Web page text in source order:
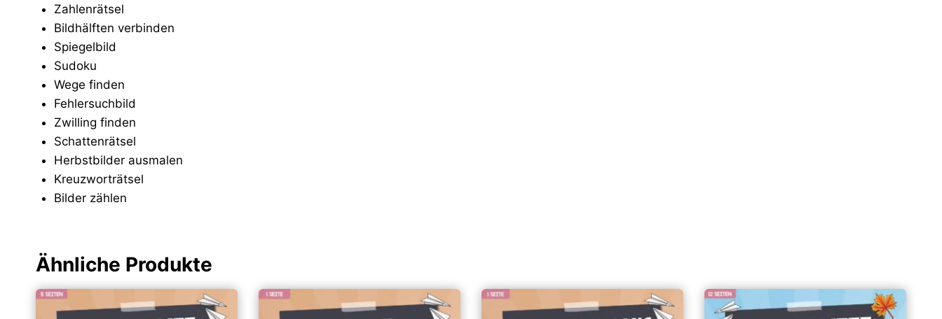
Zahlenrätsel
Bildhälften verbinden
Spiegelbild
Sudoku
Wege finden
Fehlersuchbild
Zwilling finden
Schattenrätsel
Herbstbilder ausmalen
Kreuzworträtsel
Bilder zählen
Ähnliche Produkte